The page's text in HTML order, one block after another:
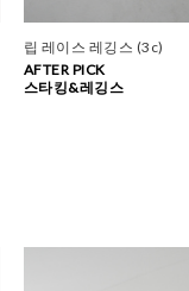
립 레이스 레깅스 (3c)
AFTER PICK
스타킹&레깅스